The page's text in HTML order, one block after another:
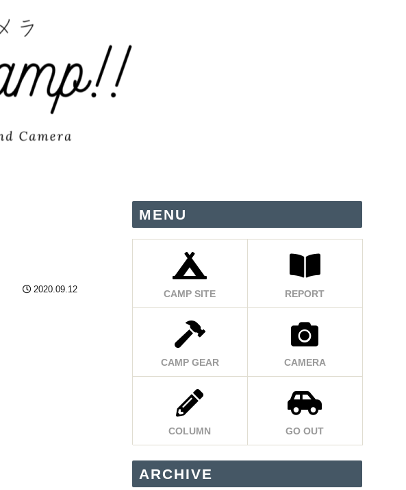
2020.09.12
MENU
CAMP SITE REPORT
CAMP GEAR CAMERA
COLUMN GO OUT
ARCHIVE